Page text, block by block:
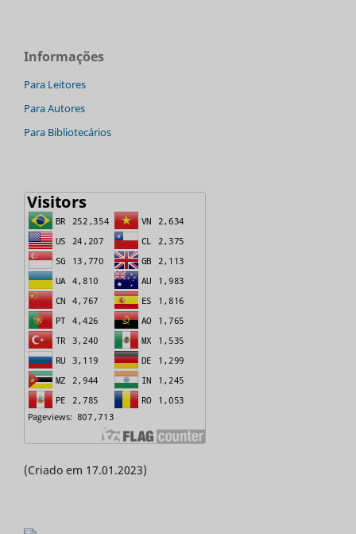
Informações
Para Leitores
Para Autores
Para Bibliotecários
(Criado em 17.01.2023)